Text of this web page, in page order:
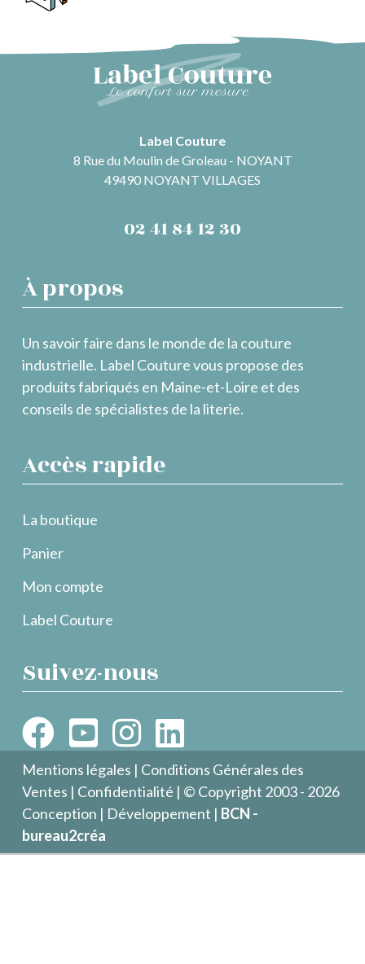
Label Couture
8 Rue du Moulin de Groleau - NOYANT
49490 NOYANT VILLAGES
02 41 84 12 30
À propos
Un savoir faire dans le monde de la couture
industrielle. Label Couture vous propose des
produits fabriqués en Maine-et-Loire et des
conseils de spécialistes de la literie.
Accès rapide
La boutique
Panier
Mon compte
Label Couture
Suivez-nous
Mentions légales | Conditions Générales des
Ventes | Confidentialité | © Copyright 2003 - 2026
Conception | Développement | BCN -
bureau2créa